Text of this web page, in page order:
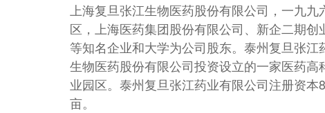
上海复旦张江生物医药股份有限公司，一九
区，上海医药集团股份有限公司、新企二期
等知名企业和大学为公司股东。泰州复旦张
生物医药股份有限公司投资设立的一家医药
业园区。泰州复旦张江药业有限公司注册资
亩。